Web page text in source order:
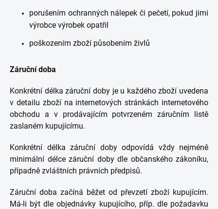
porušením ochranných nálepek či pečetí, pokud jimi
výrobce výrobek opatřil
poškozením zboží působením živlů
Záruční doba
Konkrétní délka záruční doby je u každého zboží uvedena
v detailu zboží na internetových stránkách internetového
obchodu a v prodávajícím potvrzeném záručním listě
zaslaném kupujícímu.
Konkrétní délka záruční doby odpovídá vždy nejméně
minimální délce záruční doby dle občanského zákoníku,
případně zvláštních právních předpisů.
Záruční doba začíná běžet od převzetí zboží kupujícím.
Má-li být dle objednávky kupujícího, příp. dle požadavku